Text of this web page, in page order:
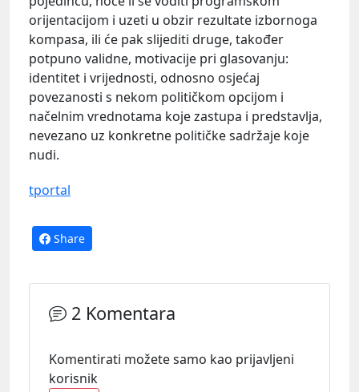
orijentacijom i uzeti u obzir rezultate izbornoga
kompasa, ili će pak slijediti druge, također
potpuno validne, motivacije pri glasovanju:
identitet i vrijednosti, odnosno osjećaj
povezanosti s nekom političkom opcijom i
načelnim vrednotama koje zastupa i predstavlja,
nevezano uz konkretne političke sadržaje koje
nudi.
tportal
Share
2 Komentara
Komentirati možete samo kao prijavljeni
korisnik